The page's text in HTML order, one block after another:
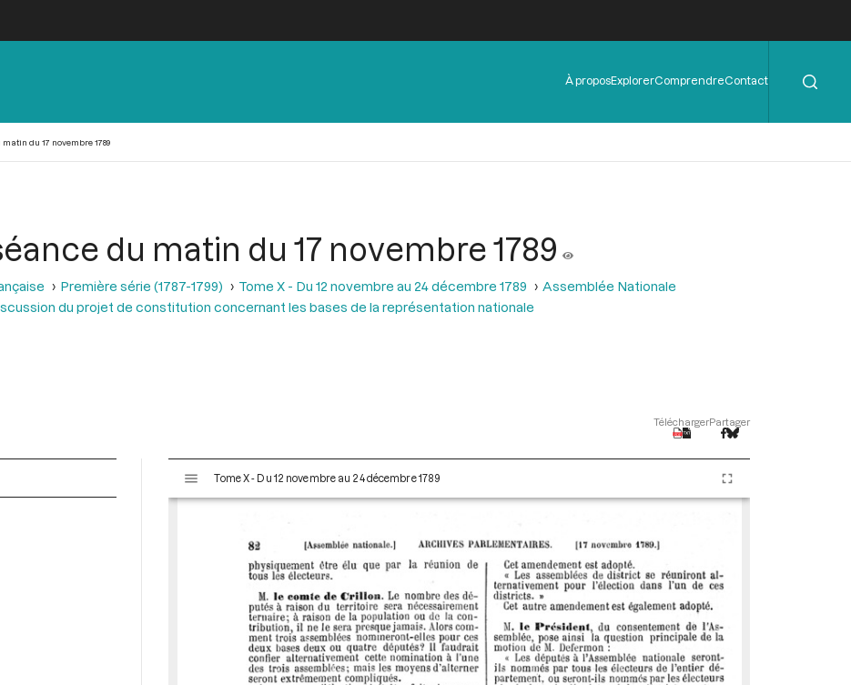
Menu
de
À proposExplorerComprendreContact
du 17 novembre 1789
du matin du 17 novembre 1789
Première série (1787-1799) Tome X - Du 12 novembre au 24 décembre 1789
Assemblée Nationale
du projet de constitution concernant les bases de la représentation nationale
TéléchargerPartager
s
Tome X - Du 12 novembre au 24 décembre 1789